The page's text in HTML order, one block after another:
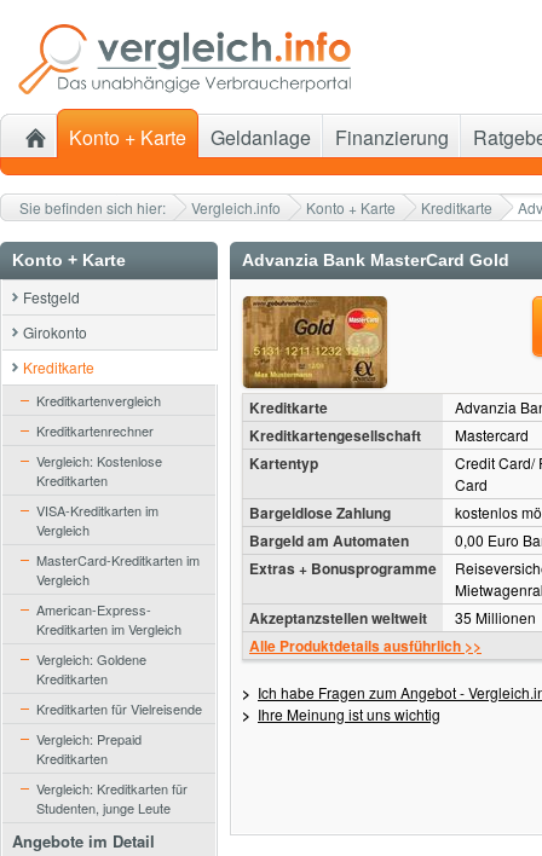
Sie befinden sich hier: Vergleich.info Konto + Karte Kreditkarte
Konto + Karte
Festgeld
Girokonto
Kreditkarte
Kreditkartenvergleich
Kreditkartenrechner
Vergleich: Kostenlose
Kreditkarten
VISA-Kreditkarten im
Vergleich
MasterCard-Kreditkarten im
Vergleich
American-Express-
Kreditkarten im Vergleich
Vergleich: Goldene
Kreditkarten
Kreditkarten für Vielreisende
Vergleich: Prepaid
Kreditkarten
Vergleich: Kreditkarten für
Studenten, junge Leute
Angebote im Detail
Advanzia Bank MasterCard Gold
Kreditkarte Advanzia
Kreditkartengesellschaft Mastercard
Kartentyp
Credit Card/
Card
Bargeldlose Zahlung kostenlos
Bargeld am Automaten 0,00 Euro
Extras + Bonusprogramme
Akzeptanzstellen weltweit 35 Millionen
Alle Produktdetails ausführlich >>
> Ich habe Fragen zum Angebot -
> Ihre Meinung ist uns wichtig
Konto + Karte Geldanlage Finanzierung